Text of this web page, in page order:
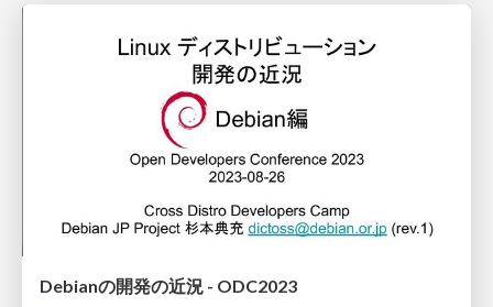
Debianの開発の近況 - ODC2023